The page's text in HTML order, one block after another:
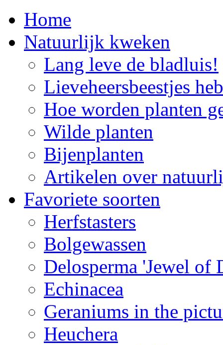
Home
Natuurlijk kweken
Lang leve de bladluis!
Lieveheersbeestjes
Hoe worden planten
Wilde planten
Bijenplanten
Artikelen over
Favoriete soorten
Herfstasters
Bolgewassen
Delosperma 'Jewel of
Echinacea
Geraniums in the
Heuchera